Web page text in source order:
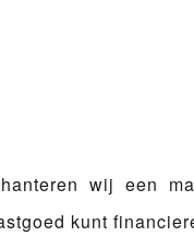
wij een
kunt